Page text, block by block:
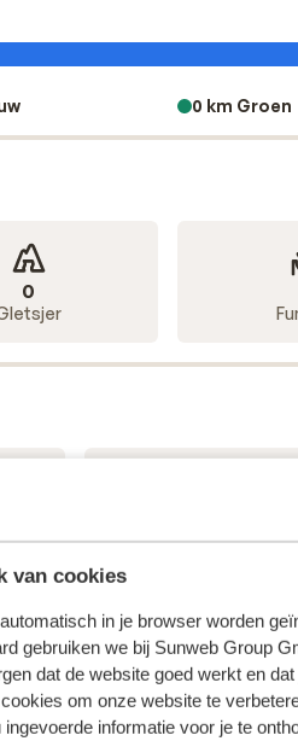
van cookies
in je browser worden
gebruiken we bij Sunweb Group
dat de website goed werkt en
om onze website te
informatie voor je te
0 km Groen
0